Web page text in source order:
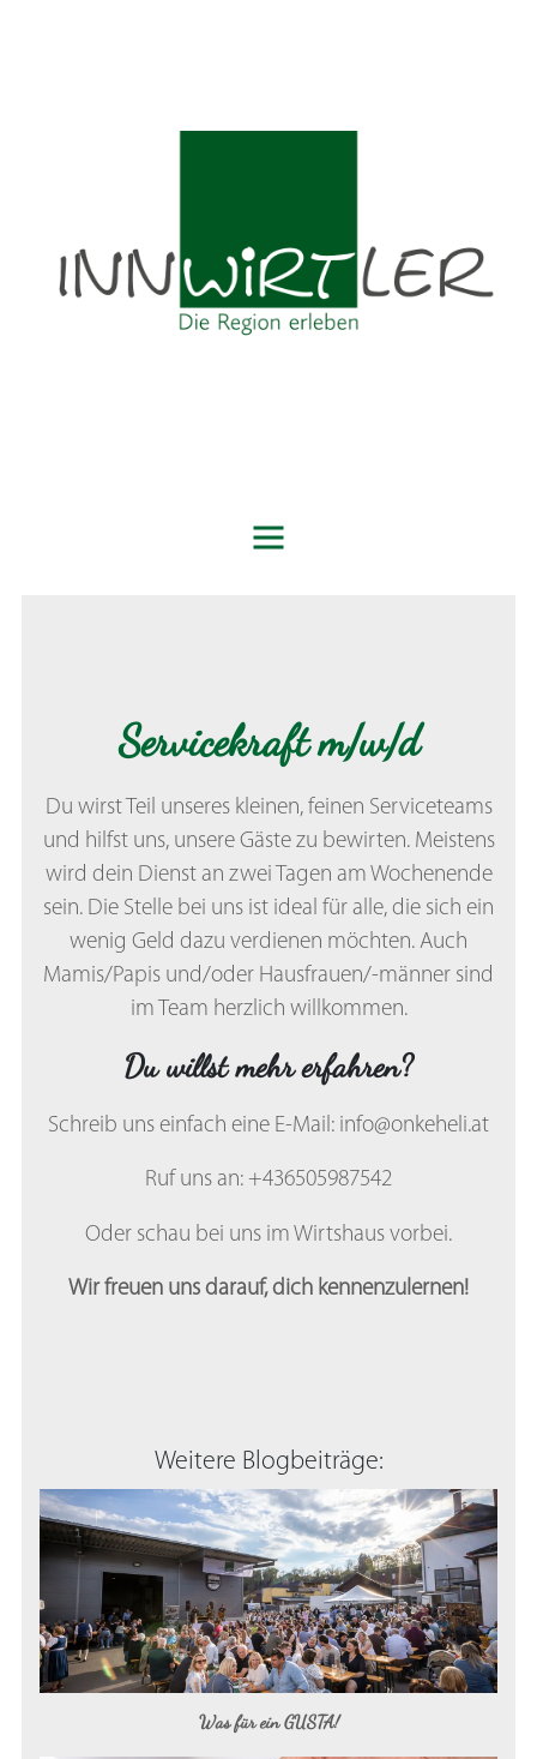
Servicekraft m/w/d
Du wirst Teil unseres kleinen, feinen Serviceteams
und hilfst uns, unsere Gäste zu bewirten. Meistens
wird dein Dienst an zwei Tagen am Wochenende
sein. Die Stelle bei uns ist ideal für alle, die sich ein
wenig Geld dazu verdienen möchten. Auch
Mamis/Papis und/oder Hausfrauen/-männer sind
im Team herzlich willkommen.
Du willst mehr erfahren?
Schreib uns einfach eine E-Mail: info@onkeheli.at
Ruf uns an: +436505987542
Oder schau bei uns im Wirtshaus vorbei.
Wir freuen uns darauf, dich kennenzulernen!
Weitere Blogbeiträge:
Was für ein GUSTA!